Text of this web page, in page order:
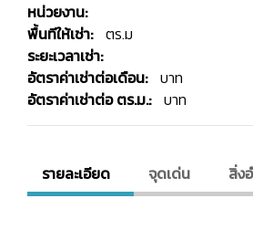
หน่วยงาน:
พื้นทีให้เช่า: ตร.ม
ระยะเวลาเช่า:
อัตราค่าเช่าต่อเดือน: บาท
อัตราค่าเช่าต่อ ตร.ม.: บาท
รายละเอียด จุดเด่น สิ่ง